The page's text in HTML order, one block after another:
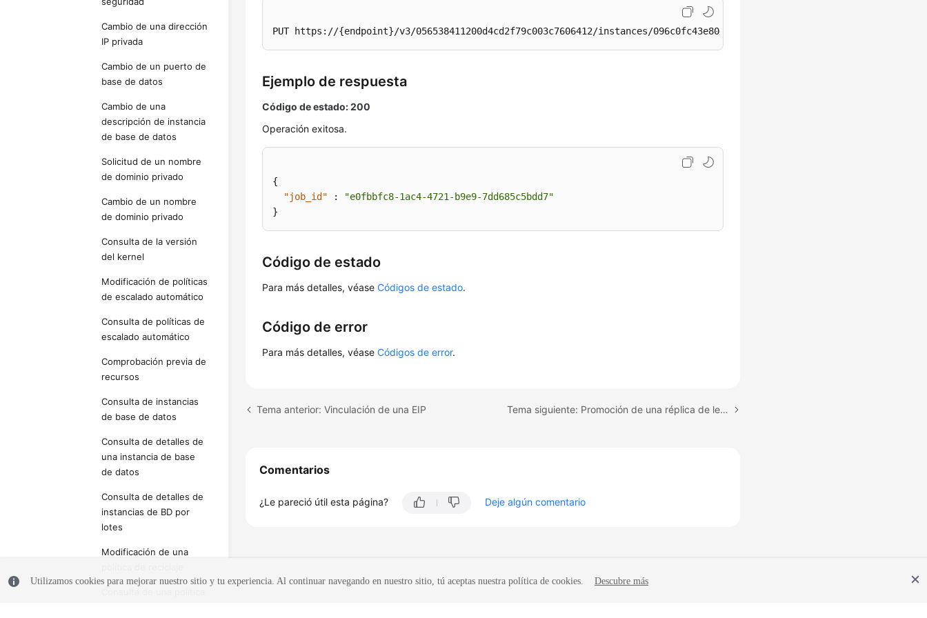
Cambio de una dirección
IP privada
Cambio de un puerto de
base de datos
Cambio de una
descripción de instancia
de base de datos
Solicitud de un nombre
de dominio privado
Cambio de un nombre
de dominio privado
Consulta de la versión
del kernel
Modificación de políticas
de escalado automático
Consulta de políticas de
escalado automático
Comprobación previa de
recursos
Consulta de instancias
de base de datos
Consulta de detalles de
una instancia de base
de datos
Consulta de detalles de
instancias de BD por
lotes
Modificación de una
PUT https://{endpoint}/v3/056538411200d4cd2f79c003c7606412/instances/096c0fc43e804757b59946b80dc27f8bin07/public-ips/
Ejemplo de respuesta
Código de estado: 200
Operación exitosa.
{
"job_id"
:
"e0fbbfc8-1ac4-4721-b9e9-7dd685c5bdd7"
}
Código de estado
Para más detalles, véaseCódigos de estado.
Código de error
Para más detalles, véaseCódigos de error.
Tema anterior: Vinculación de una EIP Tema siguiente: Promoción de una réplica de lectura a primaria
Comentarios
¿Le pareció útil esta página? Deje algún comentario
Utilizamos cookies para mejorar nuestro sitio y tu experiencia. Al continuar navegando en nuestro sitio, tú aceptas nuestra política de cookies. Descubre más